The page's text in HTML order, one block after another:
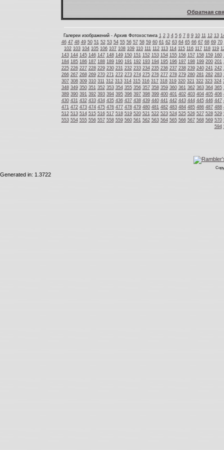
Обратная
Галереи изображений - Архив Фотохостинга 1 2 3 4 5 6 7 8 9 10 11 12 13
46 47 48 49 50 51 52 53 54 55 56 57 58 59 60 61 62 63 64 65 66 67 68 69 70
102 103 104 105 106 107 108 109 110 111 112 113 114 115 116 117 118 119
143 144 145 146 147 148 149 150 151 152 153 154 155 156 157 158 159 160
184 185 186 187 188 189 190 191 192 193 194 195 196 197 198 199 200 201
225 226 227 228 229 230 231 232 233 234 235 236 237 238 239 240 241 242
266 267 268 269 270 271 272 273 274 275 276 277 278 279 280 281 282 283
307 308 309 310 311 312 313 314 315 316 317 318 319 320 321 322 323 324
348 349 350 351 352 353 354 355 356 357 358 359 360 361 362 363 364 365
389 390 391 392 393 394 395 396 397 398 399 400 401 402 403 404 405 406
430 431 432 433 434 435 436 437 438 439 440 441 442 443 444 445 446 447
471 472 473 474 475 476 477 478 479 480 481 482 483 484 485 486 487 488
512 513 514 515 516 517 518 519 520 521 522 523 524 525 526 527 528 529
553 554 555 556 557 558 559 560 561 562 563 564 565 566 567 568 569 570
594
Generated in: 1.3722